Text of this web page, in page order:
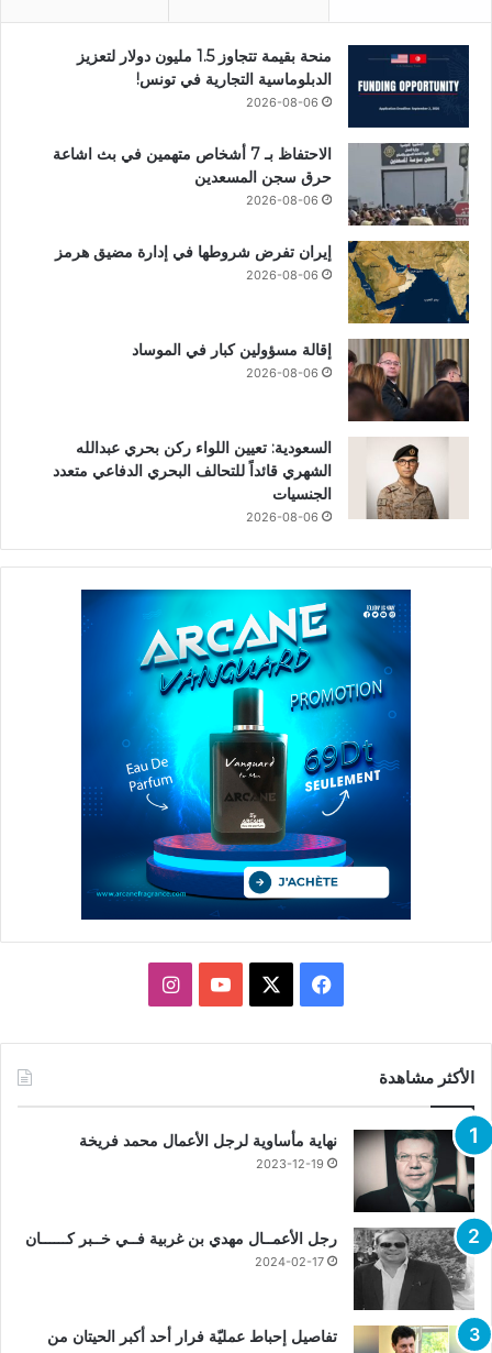
منحة بقيمة تتجاوز 1.5 مليون دولار لتعزيز
الدبلوماسية التجارية في تونس!
2026-08-06
الاحتفاظ بـ 7 أشخاص متهمين في بث اشاعة
حرق سجن المسعدين
2026-08-06
إيران تفرض شروطها في إدارة مضيق هرمز
2026-08-06
إقالة مسؤولين كبار في الموساد
2026-08-06
السعودية: تعيين اللواء ركن بحري عبدالله
الشهري قائداً للتحالف البحري الدفاعي متعدد
الجنسيات
2026-08-06
فيسبوك يوتيوبانستقرام
الأكثر مشاهدة
نهاية مأساوية لرجل الأعمال محمد فريخة
2023-12-19
رجل الأعمــال مهدي بن غربية فــي خــبر كــــــان
2024-02-17
تفاصيل إحباط عمليّة فرار أحد أكبر الحيتان من